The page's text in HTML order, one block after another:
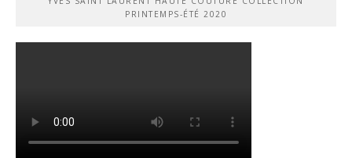
PRINTEMPS-ÉTÉ 2020